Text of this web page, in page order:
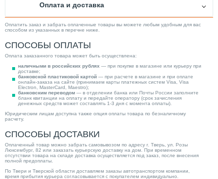
Оплата и доставка
Оплатить заказ и забрать оплаченные товары вы можете любым удобным для вас
способом из указанных в перечне ниже.
СПОСОБЫ ОПЛАТЫ
Оплата заказанного товара может быть осуществлена:
наличными в российских рублях — при покупке в магазине или курьеру при
доставке;
банковской пластиковой картой — при расчете в магазине и при оплате
онлайн-заказа на сайте (принимаем карты платежных систем Visa, Visa
Electron, MasterCard, Maestro);
банковским переводом — в отделении банка или Почты России заполните
бланк квитанции на оплату и передайте оператору (срок зачисления
денежных средств может составлять 1-3 дня с момента оплаты).
Юридическим лицам доступна также опция оплаты товара по безналичному
расчету.
СПОСОБЫ ДОСТАВКИ
Оплаченный товар можно забрать самовывозом по адресу г. Тверь, ул. Розы
Люксембург, 82 или заказать курьерскую доставку на дом. При временном
отсутствии товара на складе доставка осуществляется под заказ, после внесения
полной предоплаты.
По Твери и Тверской области доставляем заказы автотранспортом компании,
время прибытия курьера согласовывается с покупателем индивидуально.